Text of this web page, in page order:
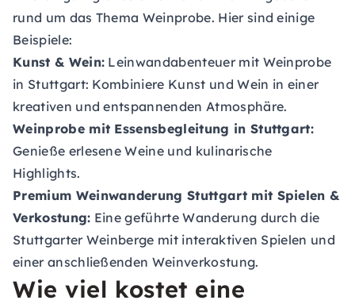
rund um das Thema Weinprobe. Hier sind einige
Beispiele:
Kunst & Wein: Leinwandabenteuer mit Weinprobe
in Stuttgart: Kombiniere Kunst und Wein in einer
kreativen und entspannenden Atmosphäre.
Weinprobe mit Essensbegleitung in Stuttgart:
Genieße erlesene Weine und kulinarische
Highlights.
Premium Weinwanderung Stuttgart mit Spielen &
Verkostung: Eine geführte Wanderung durch die
Stuttgarter Weinberge mit interaktiven Spielen und
einer anschließenden Weinverkostung.
Wie viel kostet eine